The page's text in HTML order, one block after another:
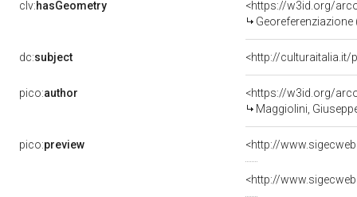
clv:hasGeometry
<https://w3id.org/
dc:subject <http://culturaitalia.it/
pico:author
<https://w3id.org/
Maggiolini,
pico:preview